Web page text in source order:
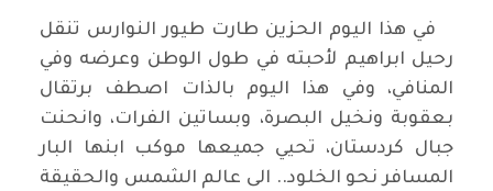
في هذا اليوم الحزين طارت طيور النوارس تنقل
رحيل ابراهيم لأحبته في طول الوطن وعرضه وفي
المنافي، وفي هذا اليوم بالذات اصطف برتقال
بعقوبة ونخيل البصرة، وبساتين الفرات، وانحنت
جبال كردستان، تحيي جميعها موكب ابنها البار
المسافر نحو الخلود.. الى عالم الشمس والحقيقة